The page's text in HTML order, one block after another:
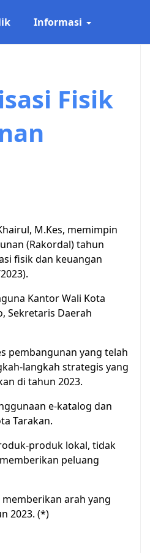
Informasi
Fisik
M.Kes, memimpin
(Rakordal) tahun
fisik dan keuangan
Kantor Wali Kota
Sekretaris Daerah
pembangunan yang telah
langkah strategis yang
di tahun 2023.
e-katalog dan
Tarakan.
produk lokal, tidak
peluang
arah yang
2023. (*)